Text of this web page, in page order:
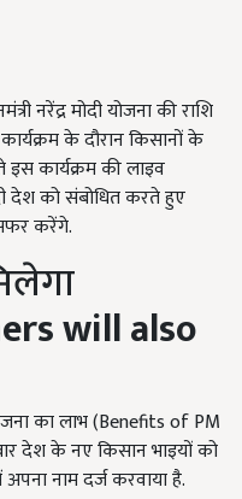
नरेंद्र मोदी योजना की राशि
के दौरान किसानों के
कार्यक्रम की लाइव
देश को संबोधित करते हुए
करेंगे.
will also
का लाभ (Benefits of PM
देश के नए किसान भाइयों को
नाम दर्ज करवाया है.